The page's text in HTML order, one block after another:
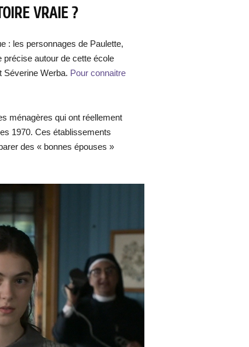
VRAIE ?
: les personnages de Paulette,
précise autour de cette école
Séverine Werba. Pour connaitre
ménagères qui ont réellement
1970. Ces établissements
des « bonnes épouses »